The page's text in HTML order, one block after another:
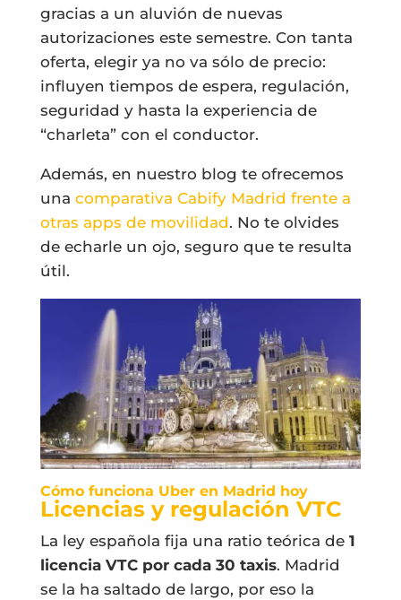
gracias a un aluvión de nuevas
autorizaciones este semestre. Con tanta
oferta, elegir ya no va sólo de precio:
influyen tiempos de espera, regulación,
seguridad y hasta la experiencia de
“charleta” con el conductor.
Además, en nuestro blog te ofrecemos
una comparativa Cabify Madrid frente a
otras apps de movilidad. No te olvides
de echarle un ojo, seguro que te resulta
útil.
Cómo funciona Uber en Madrid hoy
Licencias y regulación VTC
La ley española fija una ratio teórica de 1
licencia VTC por cada 30 taxis. Madrid
se la ha saltado de largo, por eso la